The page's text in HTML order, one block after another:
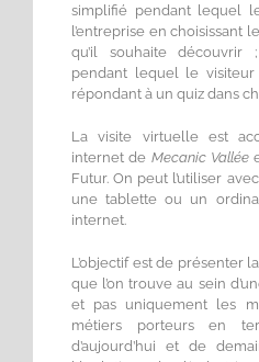
simplifié pendant lequel
l’entreprise en choisissant
qu’il souhaite
pendant lequel le visiteur
répondant à un quiz dans
La visite virtuelle est
internet de Mecanic Vallée
Futur. On peut l’utiliser
une tablette ou un
internet.
L’objectif est de présenter
que l’on trouve au sein
et pas uniquement les
métiers porteurs en
d’aujourd’hui et de